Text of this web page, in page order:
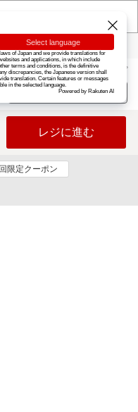
プ カード
お知らせ ヘルプ
ログイン
レジに進む
限定クーポン